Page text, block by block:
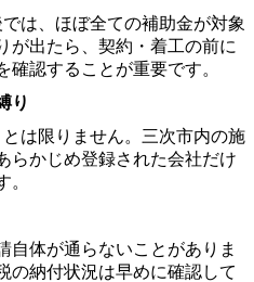
は、ほぼ全ての補助金が対象
が出たら、契約・着工の前に
確認することが重要です。
り
とは限りません。三次市内の施
らかじめ登録された会社だけ
。
自体が通らないことがありま
の納付状況は早めに確認して